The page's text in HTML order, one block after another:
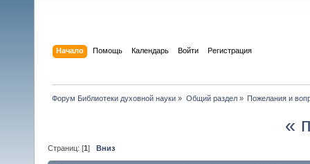
Начало Помощь Календарь Войти Регистрация
Форум Библиотеки духовной науки » Общий раздел» Пожелания и
«
Страниц: [1 ] Вниз